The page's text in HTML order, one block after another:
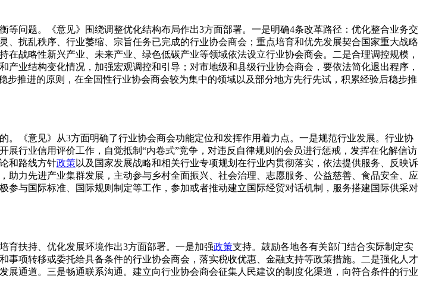
题。《意见》围绕调整优化结构布局作出3方面部署。一是明确4条改革路径：优化整合业务交
扰乱秩序、行业萎缩、宗旨任务已完成的行业协会商会；重点培育和优先发展契合国家重大战略
战略性新兴产业、未来产业、绿色低碳产业等领域依法设立行业协会商会。二是合理调控规模，
业结构变化情况，加强宏观调控和引导；对市地级和县级行业协会商会，要依法简化退出程序，
推进的原则，在全国性行业协会商会较为集中的领域以及部分地方先行先试，积累经验后稳步推
《意见》从3方面明确了行业协会商会功能定位和发挥作用着力点。一是规范行业发展。行业协
行业信用评价工作，自觉抵制“内卷式”竞争，对违反自律规则的会员进行惩戒，发挥在化解信访
和路线方针政策以及国家发展战略和相关行业专项规划在行业内贯彻落实，依法提供服务、反映诉
力先进产业集群发展，主动参与乡村全面振兴、社会治理、志愿服务、公益慈善、食品安全、应
与国际标准、国际规则制定等工作，参加或者推动建立国际经贸对话机制，服务搭建国际供采对
扶持、优化发展环境作出3方面部署。一是加强政策支持。鼓励各地各有关部门结合实际制定实
项转移或委托给具备条件的行业协会商会，落实税收优惠、金融支持等政策措施。二是强化人才
通道。三是畅通联系沟通。建立向行业协会商会征集人民建议的制度化渠道，向符合条件的行业